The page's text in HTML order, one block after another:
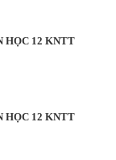
HỌC 12 KNTT
HỌC 12 KNTT